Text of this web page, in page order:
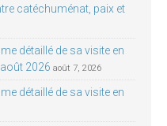
catéchuménat, paix et
détaillé de sa visite en
2026 août 7, 2026
détaillé de sa visite en